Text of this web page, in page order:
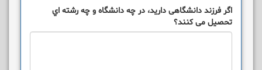
اگر فرزند دانشگاهی داريد، در چه دانشگاه و چه رشته اي
تحصيل می کنند؟